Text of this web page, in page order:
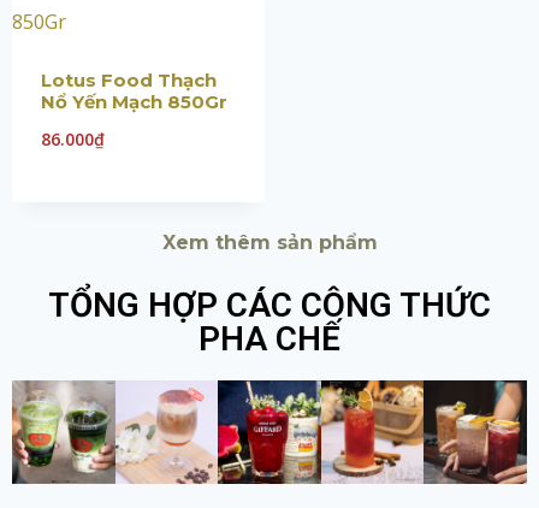
Lotus Food Thạch
Nổ Yến Mạch 850Gr
86.000₫
Xem thêm sản phẩm
TỔNG HỢP CÁC CÔNG THỨC
PHA CHẾ